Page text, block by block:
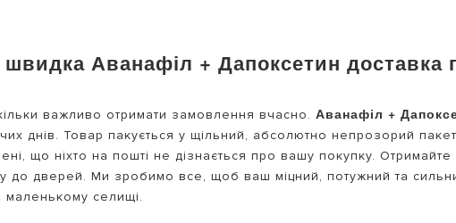
Аванафіл + Дапоксетин доставка
важливо отримати замовлення вчасно. Аванафіл +
днів. Товар пакується у щільний, абсолютно непрозорий
що ніхто на пошті не дізнається про вашу покупку.
до дверей. Ми зробимо все, щоб ваш міцний, потужний та
маленькому селищі.